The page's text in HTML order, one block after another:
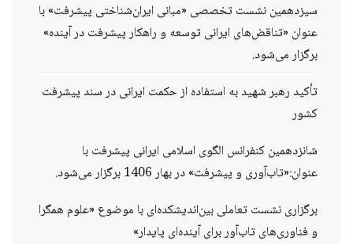
سیزدهمین نشست تخصصی «مبانی ایران‌شناختی پیشرفت» با
عنوان «تناقض‌های ایرانی توسعه و راهکار پیشرفت در آینده»
برگزار می‌شود.
تأکید رهبر شهید به استفاده از حکمت ایرانی در سند پیشرفت
کشور
شانزدهمین کنفرانس الگوی اسلامی ایرانی پیشرفت با
عنوان:«تاب‌آوری و پیشرفت» در بهار 1406 برگزار می‌شود.
برگزاری نشست تعاملی بین‌اندیشکده‌ای با موضوع «علوم همگرا
و فناوری‌های تاب‌آور برای آینده‌ای پایدار»